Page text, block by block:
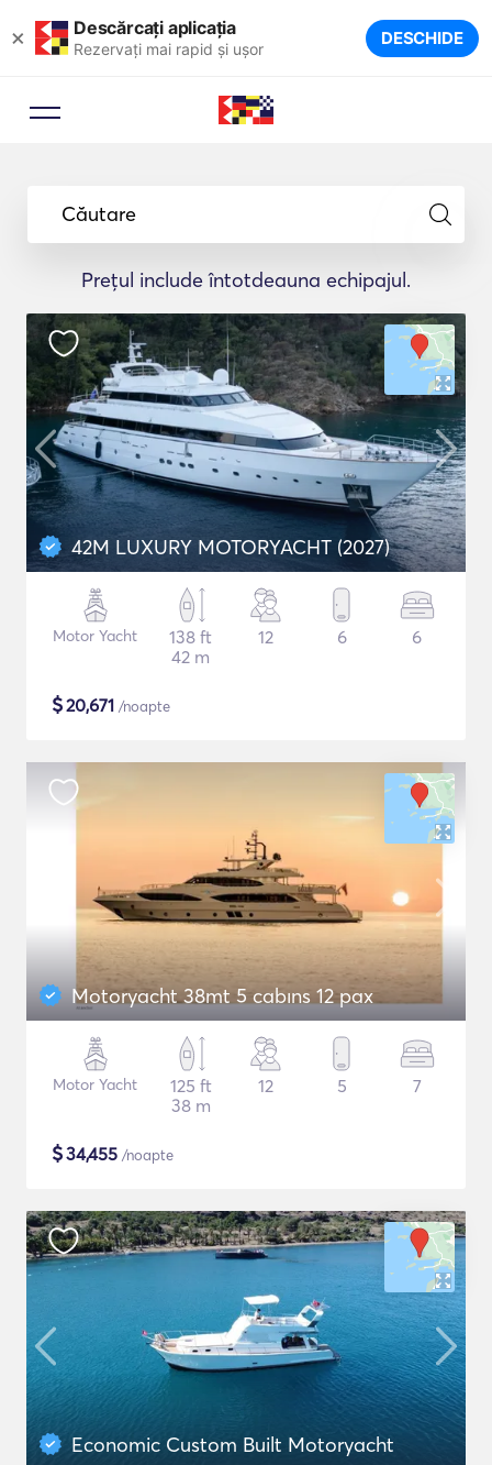
× Descărcați aplicația
Rezervați mai rapid și ușor DESCHIDE
Căutare
Prețul include întotdeauna echipajul.
42M LUXURY MOTORYACHT (2027)
Motor Yacht
138 ft
42 m
12 6 6
$20,671 /noapte
Motoryacht 38mt 5 cabıns 12 pax
Motor Yacht
125 ft
38 m
12 5 7
$34,455 /noapte
Economic Custom Built Motoryacht